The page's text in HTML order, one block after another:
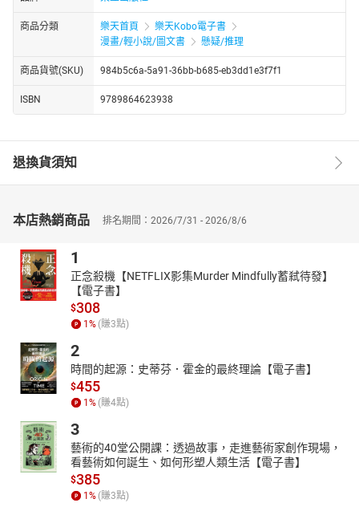
商品分類 樂天首頁
樂天Kobo電子書
漫畫/輕小說/圖文書
懸疑/推理
商品貨號(SKU) 984b5c6a-5a91-36bb-b685-eb3dd1e3f7f1
ISBN 9789864623938
退換貨須知
本店熱銷商品 排名期間：2026/7/31 - 2026/8/6
1
正念殺機【NETFLIX影集Murder Mindfully蓄弒待發】
【電子書】
$308
1% (賺3點)
2
時間的起源：史蒂芬．霍金的最終理論【電子書】
$455
1% (賺4點)
3
藝術的40堂公開課：透過故事，走進藝術家創作現場，
看藝術如何誕生、如何形塑人類生活【電子書】
$385
1% (賺3點)